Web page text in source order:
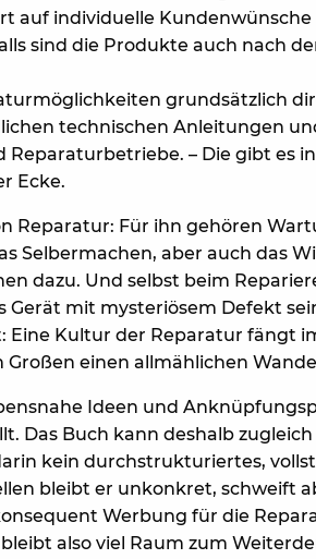
auf individuelle Kundenwünsche
sind die Produkte auch nach
grundsätzlich
technischen Anleitungen
– Die gibt es
Ecke.
Reparatur: Für ihn gehören
Selbermachen, aber auch das
dazu. Und selbst beim
mit mysteriösem Defekt
Kultur der Reparatur fängt
einen allmählichen
Ideen und
Das Buch kann deshalb zugleich
kein durchstrukturiertes,
bleibt er unkonkret, schweift
Werbung für die
also viel Raum zum